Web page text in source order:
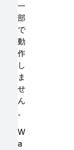
一
部
で
動
作
し
ま
せ
ん
。
W
a